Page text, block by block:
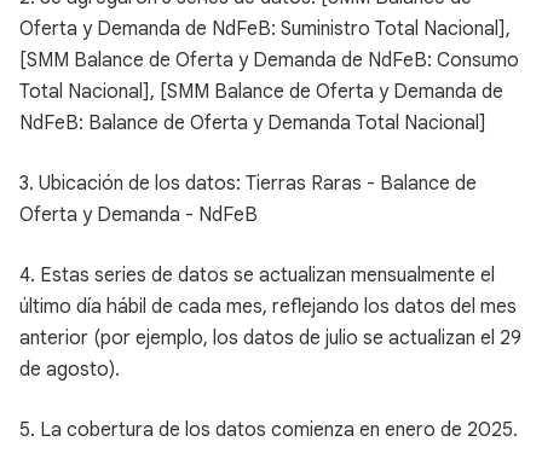
Oferta y Demanda de NdFeB: Suministro Total Nacional],
[SMM Balance de Oferta y Demanda de NdFeB: Consumo
Total Nacional], [SMM Balance de Oferta y Demanda de
NdFeB: Balance de Oferta y Demanda Total Nacional]
3. Ubicación de los datos: Tierras Raras - Balance de
Oferta y Demanda - NdFeB
4. Estas series de datos se actualizan mensualmente el
último día hábil de cada mes, reflejando los datos del mes
anterior (por ejemplo, los datos de julio se actualizan el 29
de agosto).
5. La cobertura de los datos comienza en enero de 2025.